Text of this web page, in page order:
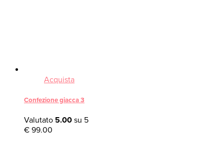
Acquista
Confezione giacca 3
Valutato 5.00 su 5
€ 99.00